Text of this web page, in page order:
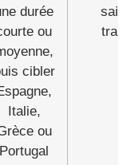
durée
ou
cibler
Italie,
ou
Portugal